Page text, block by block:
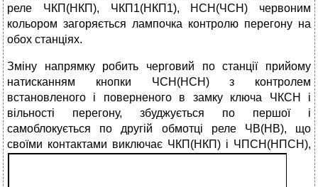
реле ЧКП(НКП), ЧКП1(НКП1), НСН(ЧСН) червоним
кольором загоряється лампочка контролю перегону на
обох станціях.
Зміну напрямку робить черговий по станції прийому
натисканням кнопки ЧСН(НСН) з контролем
встановленого і поверненого в замку ключа ЧКСН і
вільності перегону, збуджується по першої і
самоблокується по другій обмотці реле ЧВ(НВ), що
своїми контактами виключає ЧКП(НКП) і ЧПСН(НПСН),